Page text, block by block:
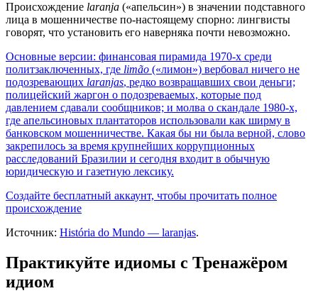
Происхождение laranja («апельсин») в значении подставного
лица в мошенничестве по-настоящему спорно: лингвисты
говорят, что установить его наверняка почти невозможно.
Основные версии: финансовая пирамида 1970-х среди
политзаключенных, где limão («лимон») вербовал ничего не
подозревающих laranjas, редко возвращавших свои деньги;
полицейский жаргон о подозреваемых, которые под
давлением сдавали сообщников; и молва о скандале 1980-х,
где апельсиновых плантаторов использовали как ширму в
банковском мошенничестве. Какая бы ни была верной, слово
закрепилось за время крупнейших коррупционных
расследований Бразилии и сегодня входит в обычную
юридическую и газетную лексику.
Создайте бесплатный аккаунт, чтобы прочитать полное
происхождение
Источник: História do Mundo — laranjas.
Практикуйте идиомы с Тренажёром
идиом